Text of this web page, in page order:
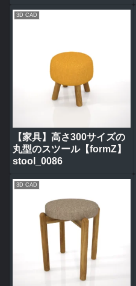
3D CAD
【家具】高さ300サイズの
丸型のスツール【formZ】
stool_0086
3D CAD